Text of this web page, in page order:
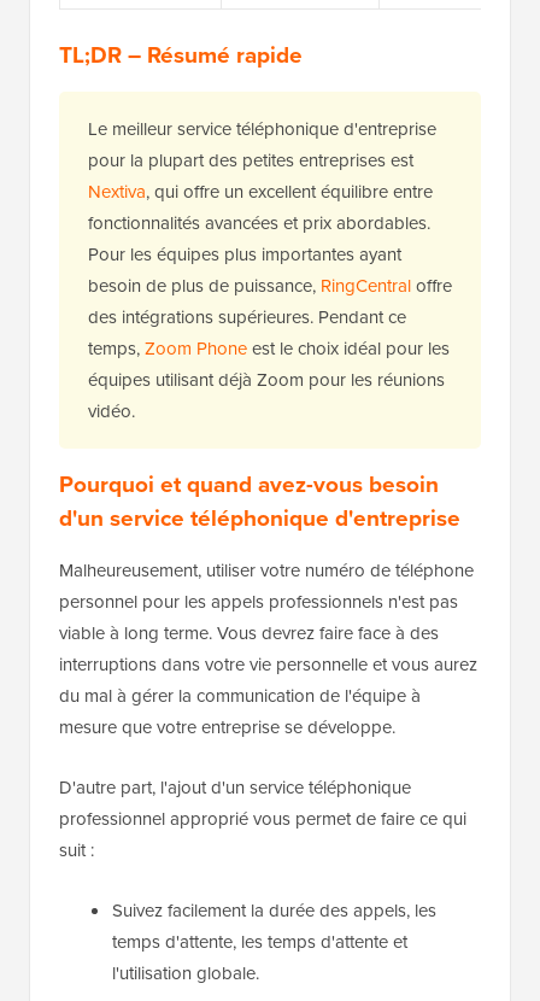
TL;DR – Résumé rapide
Le meilleur service téléphonique d'entreprise
pour la plupart des petites entreprises est
Nextiva, qui offre un excellent équilibre entre
fonctionnalités avancées et prix abordables.
Pour les équipes plus importantes ayant
besoin de plus de puissance, RingCentraloffre
des intégrations supérieures. Pendant ce
temps,Zoom Phoneest le choix idéal pour les
équipes utilisant déjà Zoom pour les réunions
vidéo.
Pourquoi et quand avez-vous besoin
d'un service téléphonique d'entreprise
Malheureusement, utiliser votre numéro de téléphone
personnel pour les appels professionnels n'est pas
viable à long terme. Vous devrez faire face à des
interruptions dans votre vie personnelle et vous aurez
du mal à gérer la communication de l'équipe à
mesure que votre entreprise se développe.
D'autre part, l'ajout d'un service téléphonique
professionnel approprié vous permet de faire ce qui
suit :
Suivez facilement la durée des appels, les
temps d'attente, les temps d'attente et
l'utilisation globale.